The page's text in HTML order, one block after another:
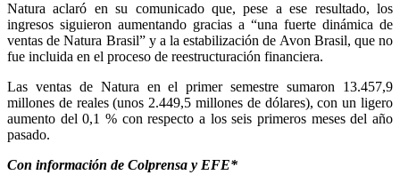
Natura aclaró en su comunicado que, pese a ese resultado, los
ingresos siguieron aumentando gracias a “una fuerte dinámica de
ventas de Natura Brasil” y a la estabilización de Avon Brasil, que no
fue incluida en el proceso de reestructuración financiera.
Las ventas de Natura en el primer semestre sumaron 13.457,9
millones de reales (unos 2.449,5 millones de dólares), con un ligero
aumento del 0,1 % con respecto a los seis primeros meses del año
pasado.
Con información de Colprensa y EFE*